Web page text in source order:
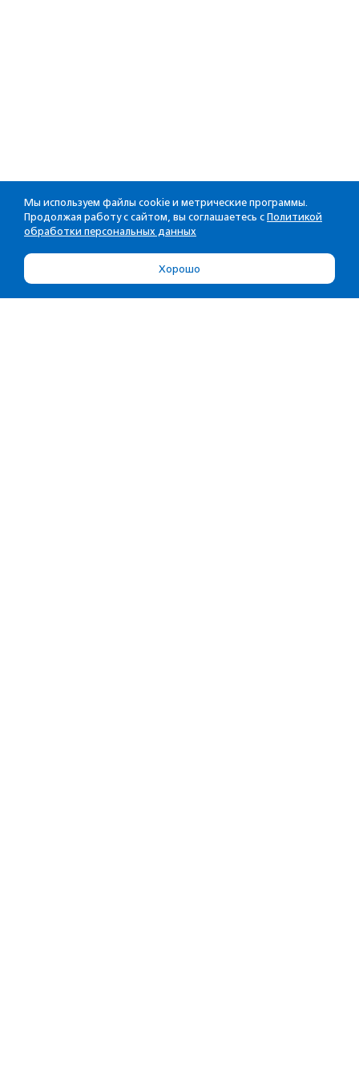
Мы используем файлы cookie и метрические программы.
Продолжая работу с сайтом, вы соглашаетесь с Политикой
обработки персональных данных
Хорошо